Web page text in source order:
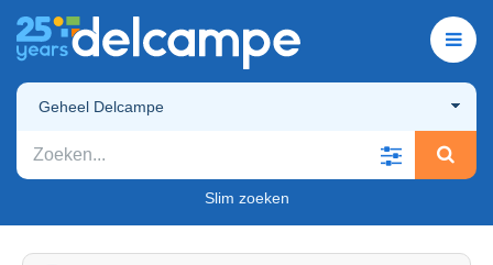
Geheel Delcampe
Slim zoeken